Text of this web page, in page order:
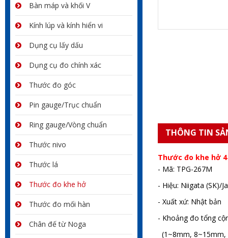
THÔNG TIN
Thước đo khe hở
- Mã: TPG-267M
- Hiệu: Niigata (SK)/
- Xuất xứ: Nhật bản
- Khoảng đo tổng
(1~8mm,
Bàn máp và khối V
Kính lúp và kính hiển vi
Dụng cụ lấy dấu
Dụng cụ đo chính xác
Thước đo góc
Pin gauge/Trục chuẩn
Ring gauge/Vòng chuẩn
Thước nivo
Thước lá
Thước đo khe hở
Thước đo mối hàn
Chân đế từ Noga